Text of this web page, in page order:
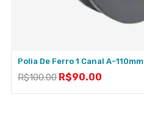
Polia De Ferro 1 Canal A-110mm
R$100.00 R$90.00